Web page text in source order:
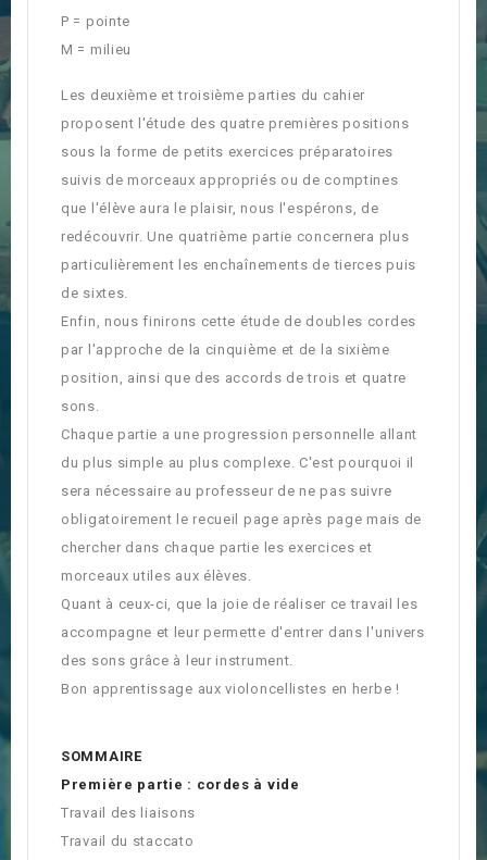
P = pointe
M = milieu
Les deuxième et troisième parties du cahier
proposent l'étude des quatre premières positions
sous la forme de petits exercices préparatoires
suivis de morceaux appropriés ou de comptines
que l'élève aura le plaisir, nous l'espérons, de
redécouvrir. Une quatrième partie concernera plus
particulièrement les enchaînements de tierces puis
de sixtes.
Enfin, nous finirons cette étude de doubles cordes
par l'approche de la cinquième et de la sixième
position, ainsi que des accords de trois et quatre
sons.
Chaque partie a une progression personnelle allant
du plus simple au plus complexe. C'est pourquoi il
sera nécessaire au professeur de ne pas suivre
obligatoirement le recueil page après page mais de
chercher dans chaque partie les exercices et
morceaux utiles aux élèves.
Quant à ceux-ci, que la joie de réaliser ce travail les
accompagne et leur permette d'entrer dans l'univers
des sons grâce à leur instrument.
Bon apprentissage aux violoncellistes en herbe !
SOMMAIRE
Première partie : cordes à vide
Travail des liaisons
Travail du staccato